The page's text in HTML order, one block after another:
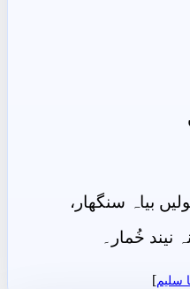
بیاہ سنگھار،
نیند خُمار۔
سليم]